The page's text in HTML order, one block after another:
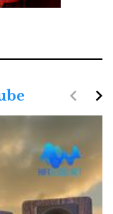
navigate_next
navigate_before